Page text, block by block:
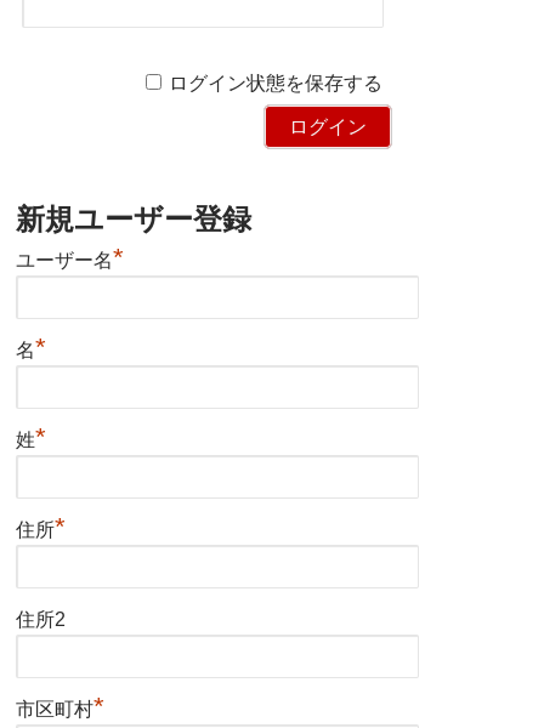
ログイン状態を保存する
新規ユーザー登録
ユーザー名*
名*
姓*
住所*
住所2
市区町村*